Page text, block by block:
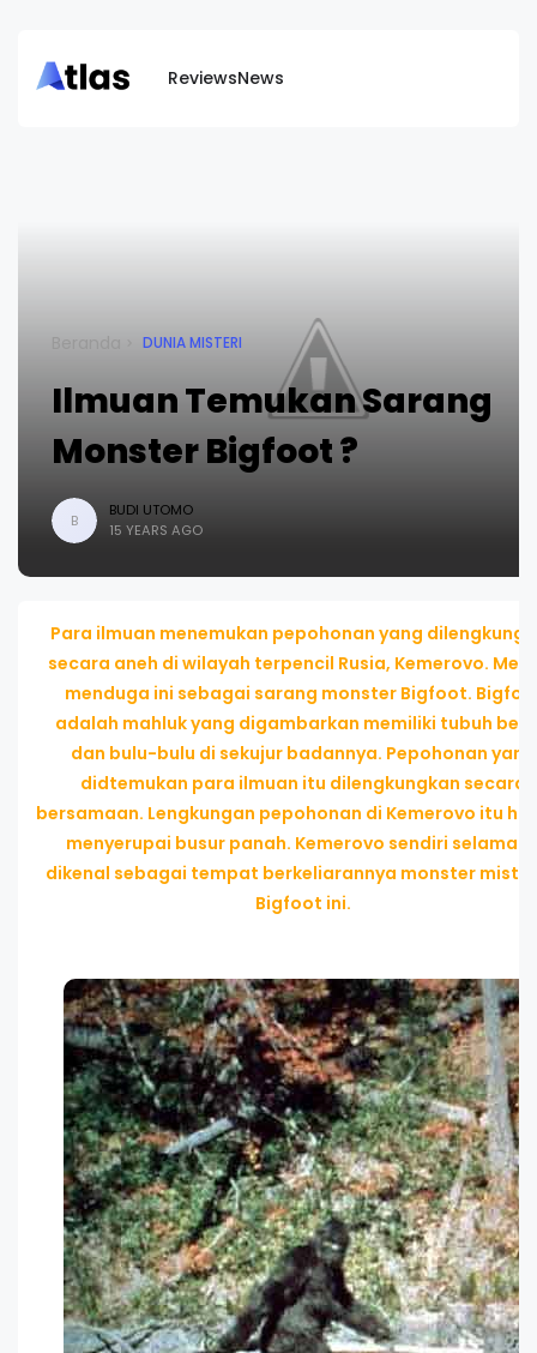
ReviewsNews
Beranda DUNIA MISTERI
Ilmuan Temukan Sarang
Monster Bigfoot ?
B
BUDI UTOMO
15 YEARS AGO
Para ilmuan menemukan pepohonan yang
secara aneh di wilayah terpencil Rusia, Kemerovo.
menduga ini sebagai sarang monster Bigfoot.
adalah mahluk yang digambarkan memiliki tubuh
dan bulu-bulu di sekujur badannya. Pepohonan yang
didtemukan para ilmuan itu dilengkungkan secara
bersamaan. Lengkungan pepohonan di Kemerovo itu
menyerupai busur panah. Kemerovo sendiri selama
dikenal sebagai tempat berkeliarannya monster
Bigfoot ini.